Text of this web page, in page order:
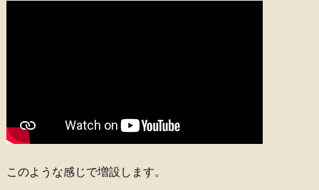
このような感じで増設します。